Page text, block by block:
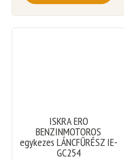
ISKRA ERO
BENZINMOTOROS
egykezes LÁNCFŰRÉSZ IE-
GC254